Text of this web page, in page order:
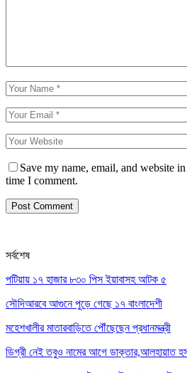
Save my name, email, and website
time I comment.
সর্বশেষ
পটিয়ায় ১৭ হাজার ৮৩০ পিস ইয়াবাসহ আটক ৫
সৌদিআরবে আগুনে পুড়ে গেছে ১৭ বাংলাদেশী
মহেশখালীর মাতারবাড়িতে পৌঁছেছেন প্রধানমন্ত্রী
ডিগ্রী নেই তবুও নামের আগে ডাক্তার,আলহায়াত